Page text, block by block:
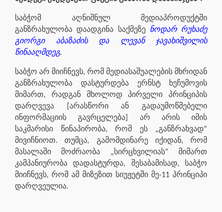
საბჭომ აღნიშნულ მედიაპროდუქტში
განზრახულობა დაადგინა საქმეზე ნოდარ რუხაძე
გიორგი აბაზაძის და ლევან ჯავახიშვილის
წინააღმდეგ.
საბჭო არ მიიჩნევს, რომ მედიასაშუალების მხრიდან
განზრახულობა დასტურდება ერნსტ ხეჩუმოვის
მიმართ, რადგან მხოლოდ პირველი პრინციპის
დარღვევა [არასწორი ან გადაუმოწმებელი
ინფორმაციის გავრცელება] არ არის იმის
საკმარისი წინაპირობა, რომ ეს „განზრახვად“
მივიჩნიოთ. თუმცა, გამომდინარე იქიდან, რომ
მასალაში მოძრაობა „სირცხვილიას” მიმართ
კამპანიურობა დადასტურდა, შესაბამისად, საბჭო
მიიჩნევს, რომ ამ მიზეზით სიუჟეტში მე-11 პრინციპი
დარღვეულია.